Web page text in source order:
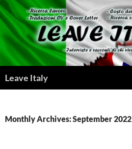
Skip
to
content
Leave Italy
Monthly Archives: September 2022